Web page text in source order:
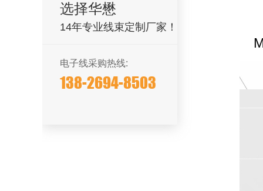
选择华懋
14年专业线束定制厂家！
电子线采购热线:
138-2694-8503